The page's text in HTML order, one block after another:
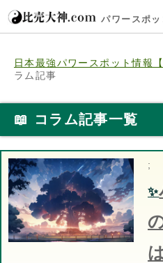
パワースポ
日本最強パワースポット情報
ラム記事
📖 コラム記事一覧
;
✨